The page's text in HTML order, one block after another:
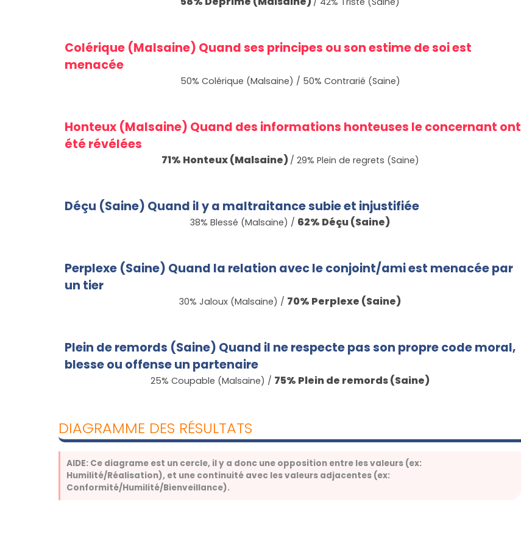
Colérique (Malsaine) Quand ses principes ou son estime de soi est
menacée
50% Colérique (Malsaine) / 50% Contrarié (Saine)
Honteux (Malsaine) Quand des informations honteuses le concernant ont
été révélées
71% Honteux (Malsaine) / 29% Plein de regrets (Saine)
Déçu (Saine) Quand il y a maltraitance subie et injustifiée
38% Blessé (Malsaine) / 62% Déçu (Saine)
Perplexe (Saine) Quand la relation avec le conjoint/ami est menacée par
un tier
30% Jaloux (Malsaine) / 70% Perplexe (Saine)
Plein de remords (Saine) Quand il ne respecte pas son propre code moral,
blesse ou offense un partenaire
25% Coupable (Malsaine) / 75% Plein de remords (Saine)
DIAGRAMME DES RÉSULTATS
AIDE: Ce diagrame est un cercle, il y a donc une opposition entre les valeurs (ex:
Humilité/Réalisation), et une continuité avec les valeurs adjacentes (ex:
Conformité/Humilité/Bienveillance).